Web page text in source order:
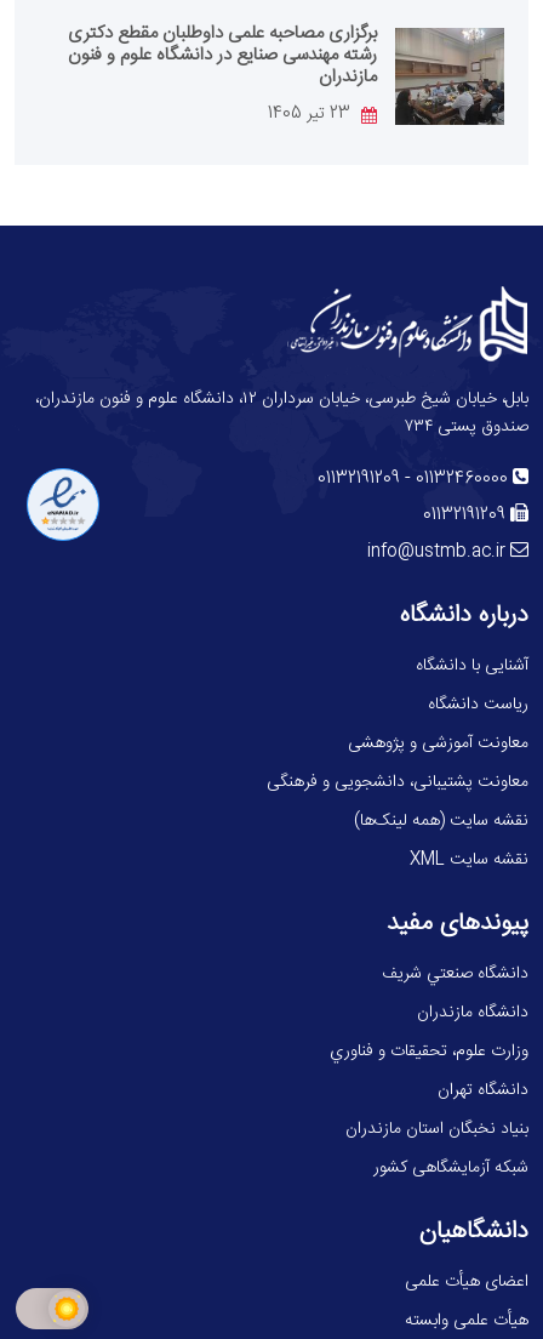
برگزاری مصاحبه علمی داوطلبان مقطع دکتری
رشته مهندسی صنایع در دانشگاه علوم و فنون
مازندران
بابل، خیابان شیخ طبرسی، خیابان سرداران ۱۲، دانشگاه علوم و فنون مازندران،
صندوق پستی ۷۳۴
01132460000
-
01132191209
01132191209
info@ustmb.ac.ir
درباره دانشگاه
آشنایی با دانشگاه
ریاست دانشگاه
معاونت آموزشی و پژوهشی
معاونت پشتیبانی، دانشجویی و فرهنگی
نقشه سایت (همه لینک‌ها)
نقشه سایت XML
پیوندهای مفید
دانشگاه صنعتي شريف
دانشگاه مازندران
وزارت علوم، تحقيقات و فناوري
دانشگاه تهران
بنیاد نخبگان استان مازندران
شبکه آزمایشگاهی کشور
دانشگاهیان
اعضای هیأت علمی
هیأت علمی وابسته